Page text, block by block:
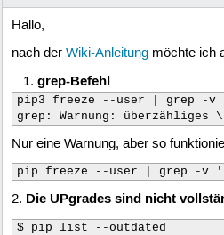
Hallo,
nach der Wiki-Anleitungmöchte ich
grep-Befehl
pip3 freeze --user | grep -v
grep: Warnung: überzähliges
Nur eine Warnung, aber so
pip freeze --user | grep -v
2. Die UPgrades sind nicht
$ pip list --outdated